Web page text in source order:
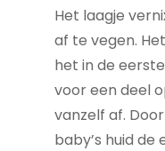
Het laagje
af te vegen.
het in de
voor een deel
vanzelf af.
baby’s huid